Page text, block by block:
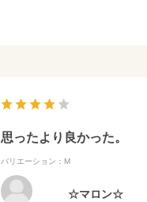
思ったより良かった。
バリエーション：M
☆マロン☆